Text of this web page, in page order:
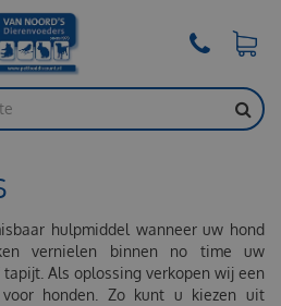
hulpmiddel wanneer uw hond
vernielen binnen no time uw
Als oplossing verkopen wij een
honden. Zo kunt u kiezen uit